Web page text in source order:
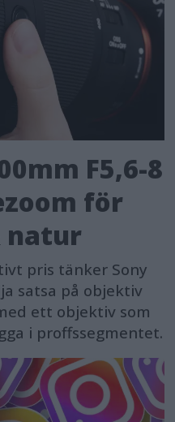
F5,6-8
för
natur
pris tänker Sony
satsa på objektiv
ett objektiv som
i proffssegmentet.